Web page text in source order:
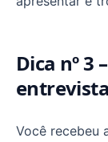
Dica nº 3
entrevista
Você recebeu